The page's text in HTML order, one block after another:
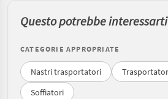
Questo potrebbe interessarti
CATEGORIE APPROPRIATE
Nastri trasportatori
Soffiatori